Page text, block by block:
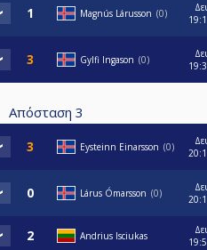
Magnús Lárusson 0
Gylfi Ingason 0
Απόσταση 3
Eysteinn Einarsson 0
Lárus Ómarsson 0
Andrius Isciukas